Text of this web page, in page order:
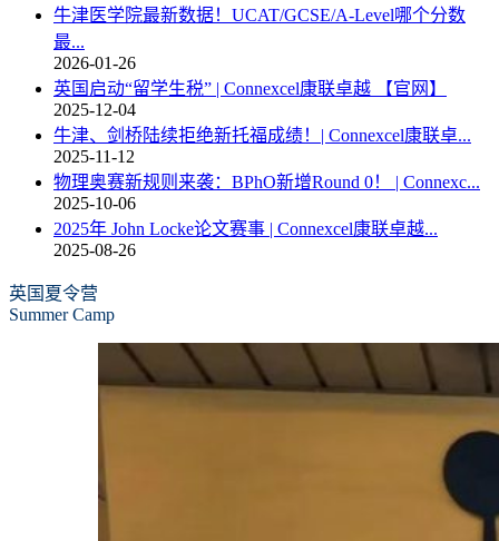
牛津医学院最新数据！UCAT/GCSE/A-Level哪个分数
最...
2026-01-26
英国启动“留学生税” | Connexcel康联卓越 【官网】
2025-12-04
牛津、剑桥陆续拒绝新托福成绩！| Connexcel康联卓...
2025-11-12
物理奥赛新规则来袭：BPhO新增Round 0！ | Connexc...
2025-10-06
2025年 John Locke论文赛事 | Connexcel康联卓越...
2025-08-26
英国夏令营
Summer Camp